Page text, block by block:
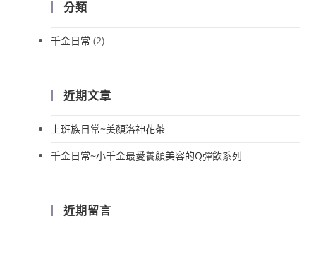
分類
千金日常 (2)
近期文章
上班族日常~美顏洛神花茶
千金日常~小千金最愛養顏美容的Q彈飲系列
近期留言